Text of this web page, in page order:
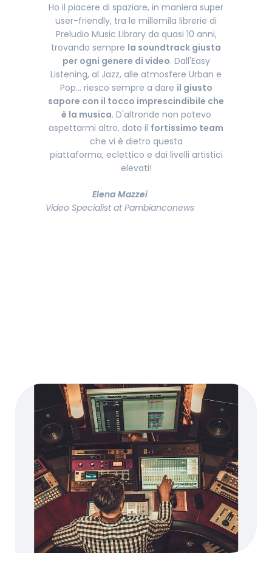
Ho il piacere di spaziare, in maniera super
user-friendly, tra le millemila librerie di
Preludio Music Library da quasi 10 anni,
trovando sempre la soundtrack giusta
per ogni genere di video. Dall'Easy
Listening, al Jazz, alle atmosfere Urban e
Pop... riesco sempre a dare il giusto
sapore con il tocco imprescindibile che
è la musica. D'altronde non potevo
aspettarmi altro, dato il fortissimo team
che vi è dietro questa
piattaforma, eclettico e dai livelli artistici
elevati!
Elena Mazzei
Video Specialist at Pambianconews